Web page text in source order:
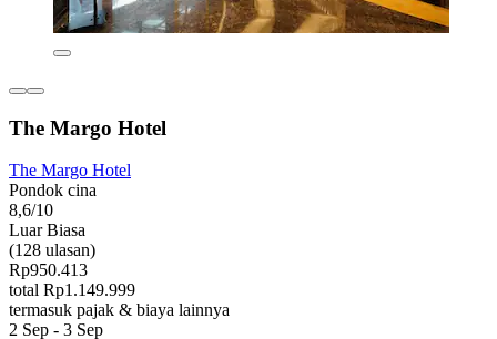
The Margo Hotel
The Margo Hotel
Pondok cina
8,6/10
Luar Biasa
(128 ulasan)
Rp950.413
total Rp1.149.999
termasuk pajak & biaya lainnya
2 Sep - 3 Sep